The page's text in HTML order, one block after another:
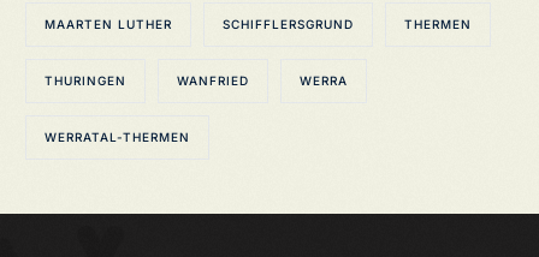
MAARTEN LUTHER SCHIFFLERSGRUND THERMEN
THURINGEN WANFRIED WERRA
WERRATAL-THERMEN